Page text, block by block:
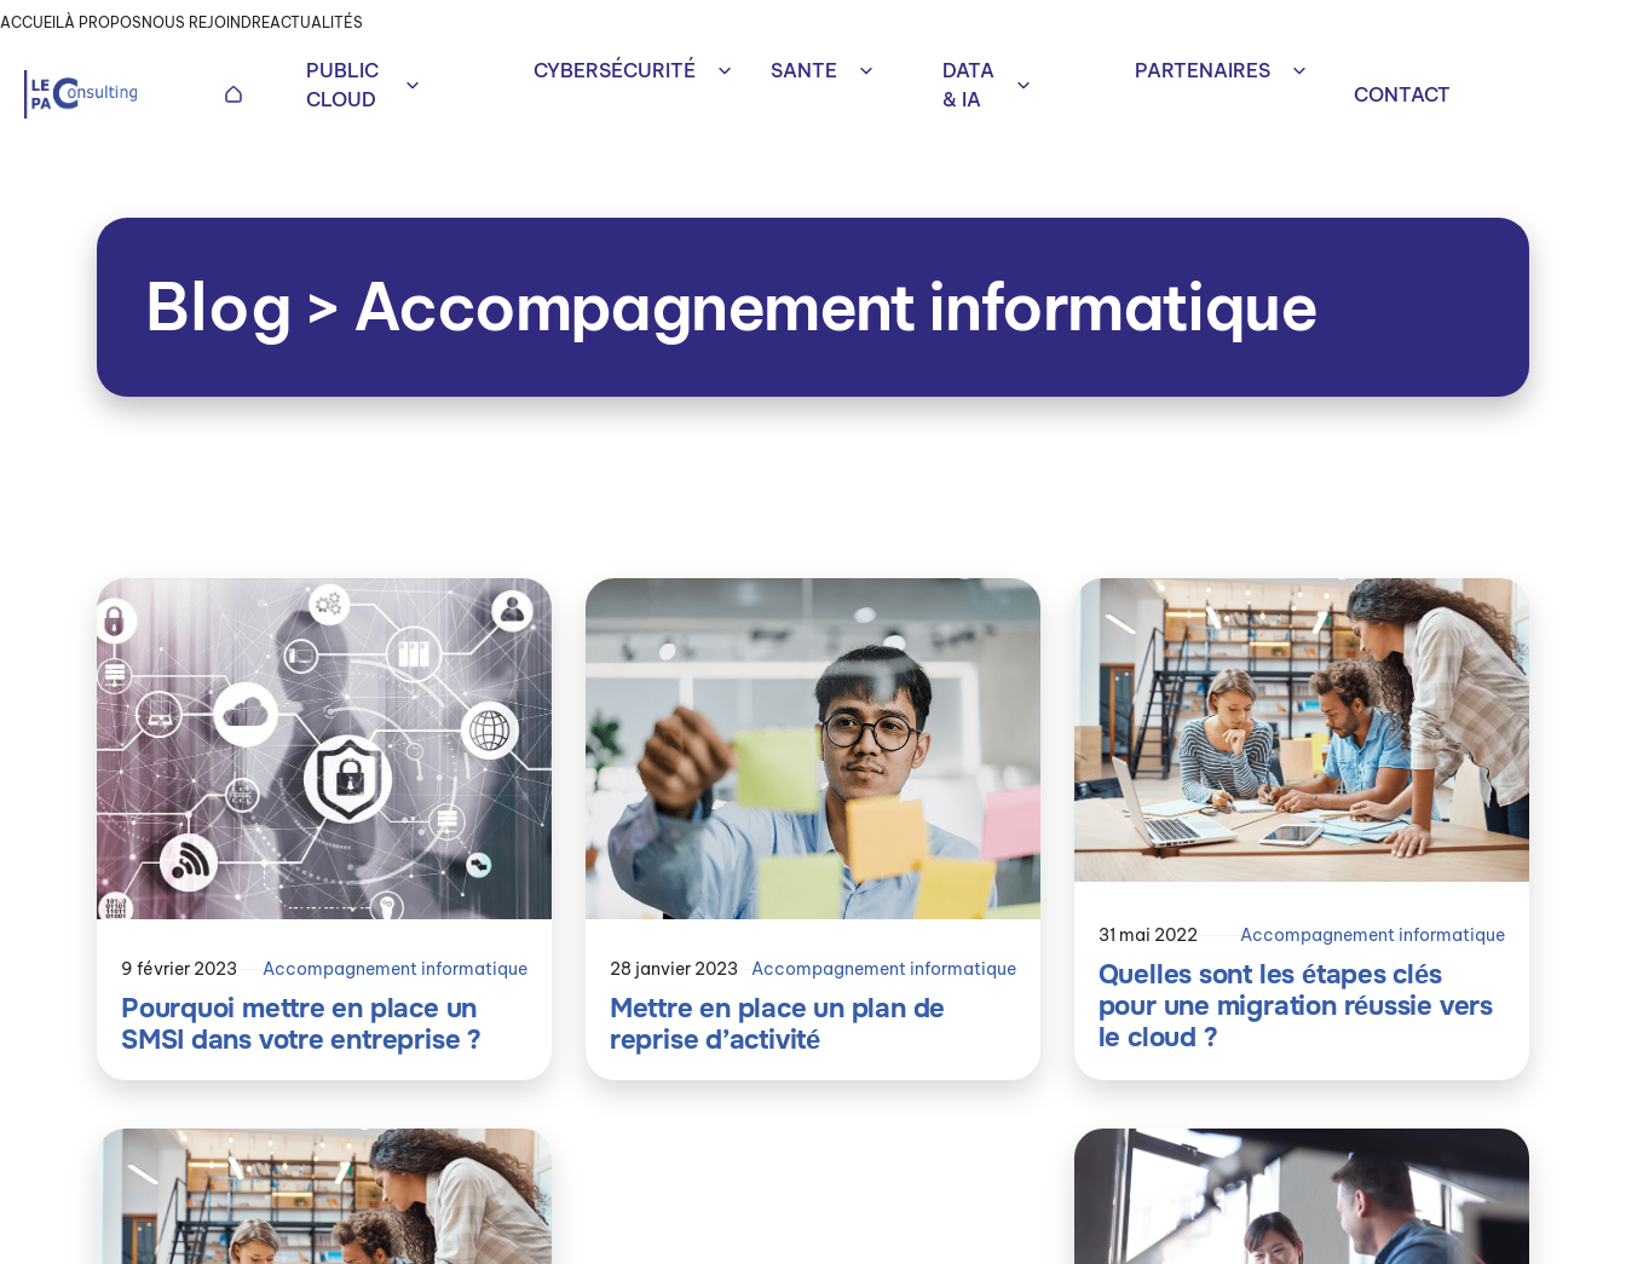
ACCUEILÀ PROPOS NOUS REJOINDREACTUALITÉS
PUBLIC
CLOUD
CYBERSÉCURITÉ SANTE
DATA
& IA
PARTENAIRES
CONTACT
Blog > Accompagnement informatique
9 février 2023 Accompagnement informatique
Pourquoi mettre en place un
SMSI dans votre entreprise ?
28 janvier 2023 Accompagnement informatique
Mettre en place un plan de
reprise d’activité
31 mai 2022 Accompagnement informatique
Quelles sont les étapes clés
pour une migration réussie vers
le cloud ?